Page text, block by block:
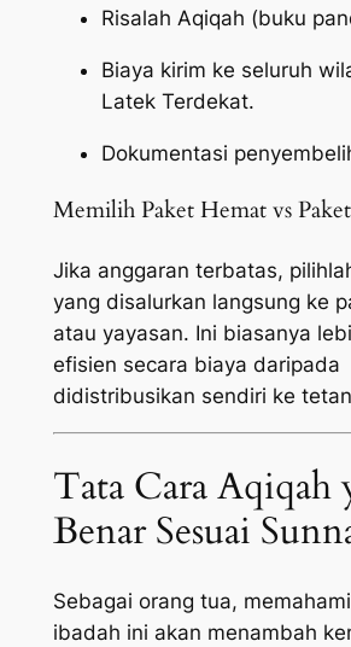
Risalah Aqiqah (buku
Biaya kirim ke seluruh
Latek Terdekat.
Dokumentasi
Memilih Paket Hemat vs
Jika anggaran terbatas,
yang disalurkan langsung ke
atau yayasan. Ini biasanya
efisien secara biaya daripada
didistribusikan sendiri ke
Tata Cara Aqiqah
Benar Sesuai
Sebagai orang tua,
ibadah ini akan menambah